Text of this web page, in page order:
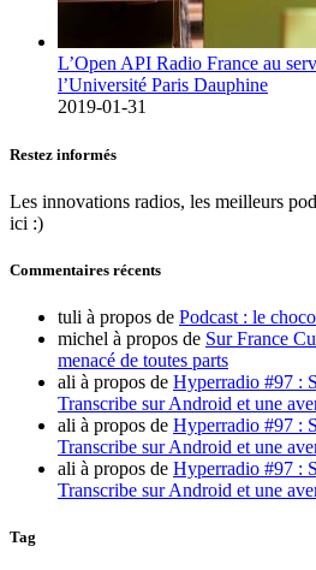
L’Open API Radio France au
l’Université Paris Dauphine
2019-01-31
Restez informés
Les innovations radios, les meilleurs
ici :)
Commentaires récents
tuli à propos de Podcast : le
michel à propos de Sur France
menacé de toutes parts
ali à propos de Hyperradio #97 :
Transcribe sur Android et une
ali à propos de Hyperradio #97 :
Transcribe sur Android et une
ali à propos de Hyperradio #97 :
Transcribe sur Android et une
Tag